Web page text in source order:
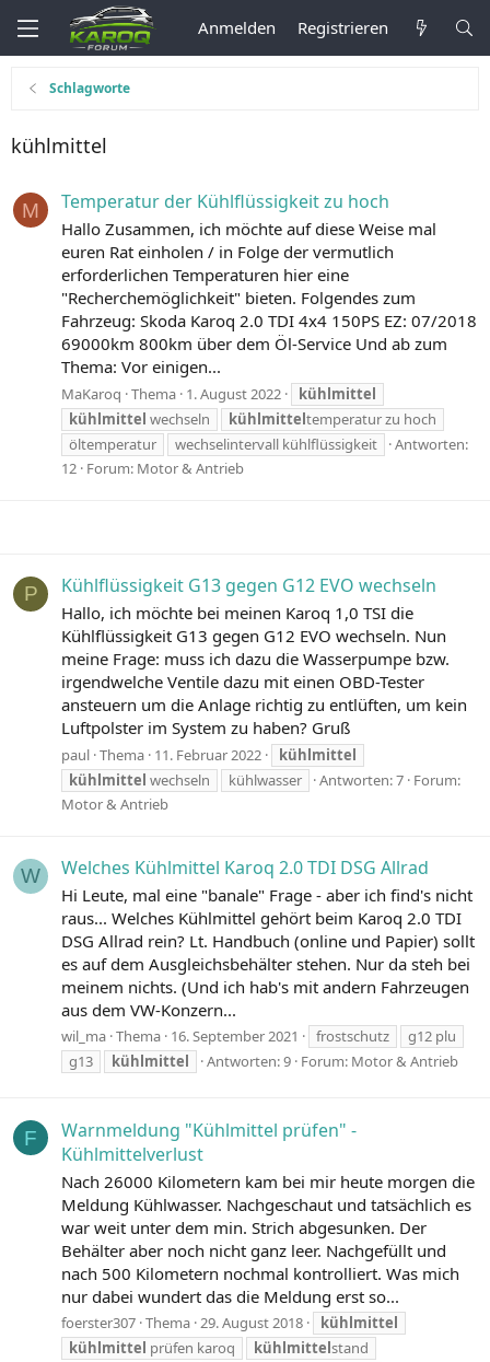
Anmelden Registrieren
Schlagworte
kühlmittel
M Temperatur der Kühlflüssigkeit zu hoch
Hallo Zusammen, ich möchte auf diese Weise mal
euren Rat einholen / in Folge der vermutlich
erforderlichen Temperaturen hier eine
"Recherchemöglichkeit" bieten. Folgendes zum
Fahrzeug: Skoda Karoq 2.0 TDI 4x4 150PS EZ: 07/2018
69000km 800km über dem Öl-Service Und ab zum
Thema: Vor einigen...
MaKaroq Thema 1. August 2022
kühlmittel
kühlmittel wechseln kühlmitteltemperatur zu hoch
öltemperatur
wechselintervall kühlflüssigkeit
Antworten:
12 Forum: Motor & Antrieb
P Kühlflüssigkeit G13 gegen G12 EVO wechseln
Hallo, ich möchte bei meinen Karoq 1,0 TSI die
Kühlflüssigkeit G13 gegen G12 EVO wechseln. Nun
meine Frage: muss ich dazu die Wasserpumpe bzw.
irgendwelche Ventile dazu mit einen OBD-Tester
ansteuern um die Anlage richtig zu entlüften, um kein
Luftpolster im System zu haben? Gruß
paul Thema 11. Februar 2022
kühlmittel
kühlmittel wechseln kühlwasser Antworten: 7 Forum:
Motor & Antrieb
W Welches Kühlmittel Karoq 2.0 TDI DSG Allrad
Hi Leute, mal eine "banale" Frage - aber ich find's nicht
raus... Welches Kühlmittel gehört beim Karoq 2.0 TDI
DSG Allrad rein? Lt. Handbuch (online und Papier) sollt
es auf dem Ausgleichsbehälter stehen. Nur da steh bei
meinem nichts. (Und ich hab's mit andern Fahrzeugen
aus dem VW-Konzern...
wil_ma Thema 16. September 2021 frostschutz
g12 plu
g13
kühlmittel Antworten: 9 Forum: Motor & Antrieb
F
Warnmeldung "Kühlmittel prüfen" -
Kühlmittelverlust
Nach 26000 Kilometern kam bei mir heute morgen die
Meldung Kühlwasser. Nachgeschaut und tatsächlich es
war weit unter dem min. Strich abgesunken. Der
Behälter aber noch nicht ganz leer. Nachgefüllt und
nach 500 Kilometern nochmal kontrolliert. Was mich
nur dabei wundert das die Meldung erst so...
foerster307 Thema 29. August 2018
kühlmittel
kühlmittel prüfen karoq kühlmittelstand